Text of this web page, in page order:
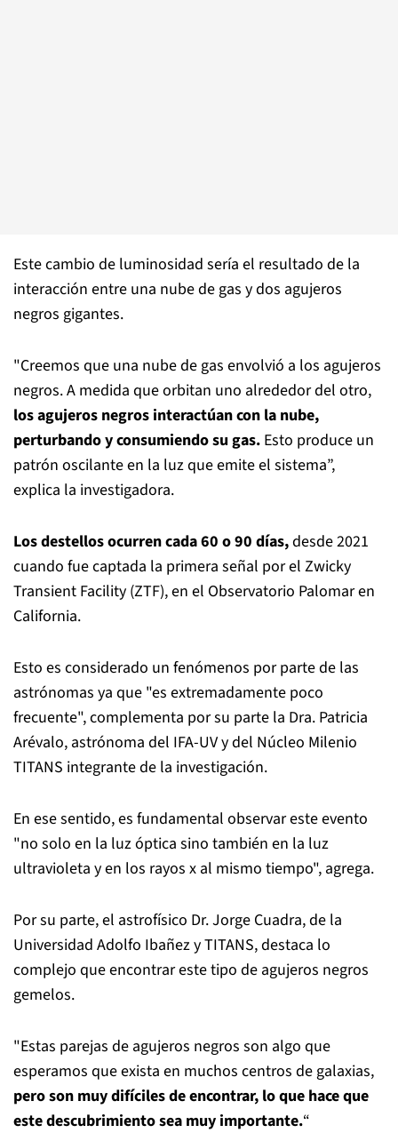
Este cambio de luminosidad sería el resultado de la
interacción entre una nube de gas y dos agujeros
negros gigantes.
"Creemos que una nube de gas envolvió a los agujeros
negros. A medida que orbitan uno alrededor del otro,
los agujeros negros interactúan con la nube,
perturbando y consumiendo su gas. Esto produce un
patrón oscilante en la luz que emite el sistema”,
explica la investigadora.
Los destellos ocurren cada 60 o 90 días,desde 2021
cuando fue captada la primera señal por el Zwicky
Transient Facility (ZTF), en el Observatorio Palomar en
California.
Esto es considerado un fenómenos por parte de las
astrónomas ya que "es extremadamente poco
frecuente", complementa por su parte la Dra. Patricia
Arévalo, astrónoma del IFA-UV y del Núcleo Milenio
TITANS integrante de la investigación.
En ese sentido, es fundamental observar este evento
"no solo en la luz óptica sino también en la luz
ultravioleta y en los rayos x al mismo tiempo", agrega.
Por su parte, el astrofísico Dr. Jorge Cuadra, de la
Universidad Adolfo Ibañez y TITANS, destaca lo
complejo que encontrar este tipo de agujeros negros
gemelos.
"Estas parejas de agujeros negros son algo que
esperamos que exista en muchos centros de galaxias,
pero son muy difíciles de encontrar, lo que hace que
este descubrimiento sea muy importante.“